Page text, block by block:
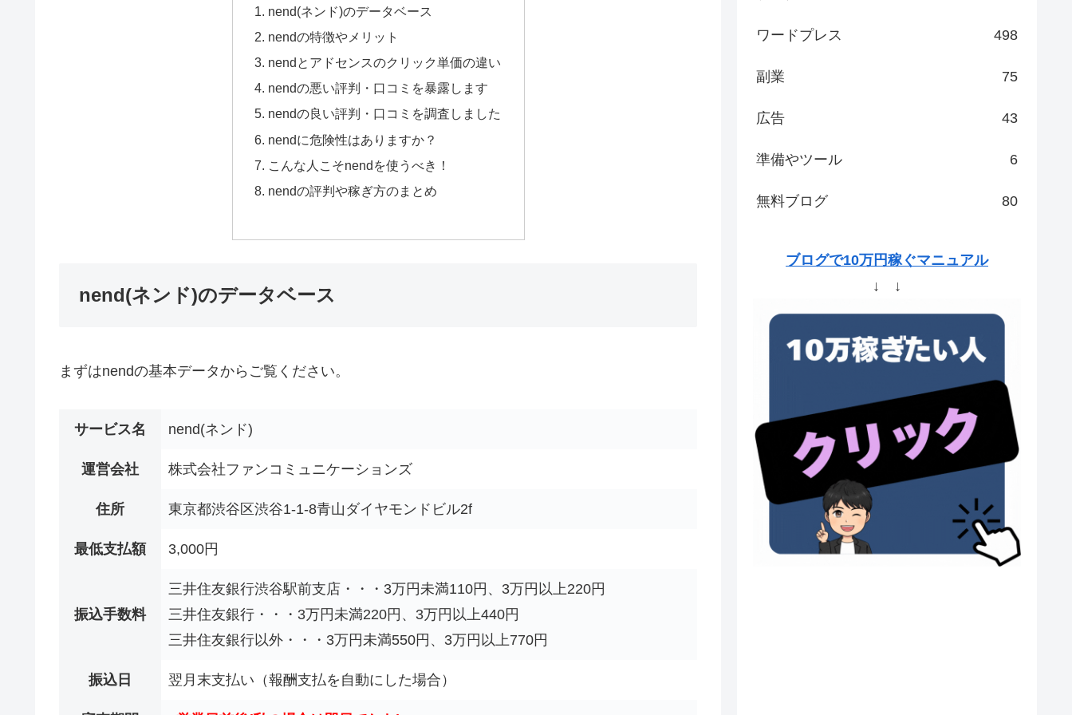
nend(ネンド)のデータベース
nendの特徴やメリット
nendとアドセンスのクリック単価の違い
nendの悪い評判・口コミを暴露します
nendの良い評判・口コミを調査しました
nendに危険性はありますか？
こんな人こそnendを使うべき！
nendの評判や稼ぎ方のまとめ
nend(ネンド)のデータベース
まずはnendの基本データからご覧ください。
サービス名 nend(ネンド)
運営会社 株式会社ファンコミュニケーションズ
住所 東京都渋谷区渋谷1-1-8青山ダイヤモンドビル2f
最低支払額 3,000円
振込手数料
三井住友銀行渋谷駅前支店・・・3万円未満110円、3万円以上220円
三井住友銀行・・・3万円未満220円、3万円以上440円
三井住友銀行以外・・・3万円未満550円、3万円以上770円
振込日 翌月末支払い（報酬支払を自動にした場合）
ワードプレス 498
副業 75
広告 43
準備やツール 6
無料ブログ 80
ブログで10万円稼ぐマニュアル
↓ ↓